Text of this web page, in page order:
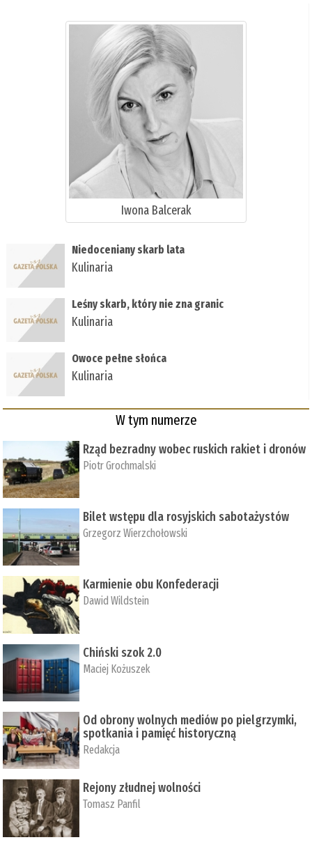
Iwona Balcerak
Niedoceniany skarb lata
Kulinaria
Leśny skarb, który nie zna granic
Kulinaria
Owoce pełne słońca
Kulinaria
W tym numerze
Rząd bezradny wobec ruskich rakiet i dronów
Piotr Grochmalski
Bilet wstępu dla rosyjskich sabotażystów
Grzegorz Wierzchołowski
Karmienie obu Konfederacji
Dawid Wildstein
Chiński szok 2.0
Maciej Kożuszek
Od obrony wolnych mediów po pielgrzymki,
spotkania i pamięć historyczną
Redakcja
Rejony złudnej wolności
Tomasz Panfil